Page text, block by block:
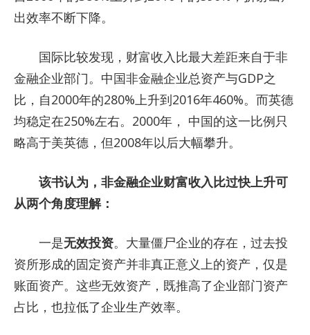
出效率不断下降。
国际比较发现，财富收入比最大差距来自于非
金融企业部门。中国非金融企业总资产与GDP之
比，自2000年的280%上升到2016年460%。而英德
均稳定在250%左右。2000年， 中国的这一比例只
略高于美英德，但2008年以后大幅攀升。
该书认为，非金融企业财富收入比过快上升可
从两个角度理解：
一是无效投资。大量僵尸企业的存在，过去投
资所形成的固定资产并非真正意义上的资产，仅是
账面资产。这些无效资产，既推高了企业部门资产
占比，也拉低了企业生产效率。